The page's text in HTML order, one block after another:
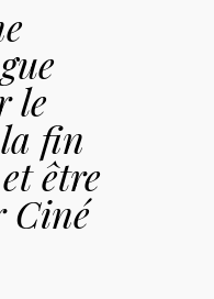
le
fin
être
Ciné